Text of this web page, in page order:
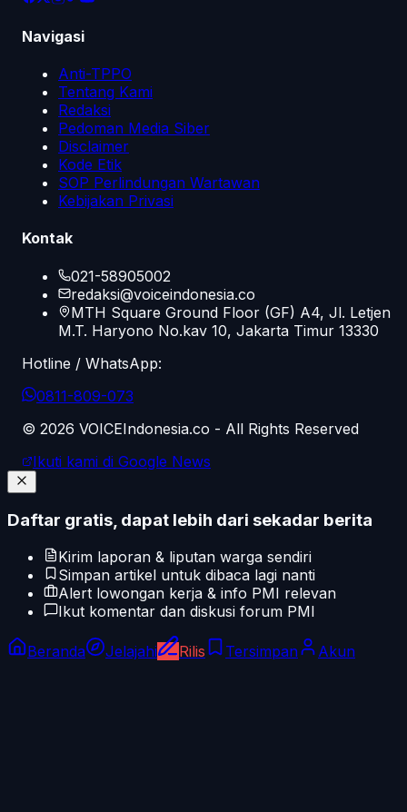
Navigasi
Anti-TPPO
Tentang Kami
Redaksi
Pedoman Media Siber
Disclaimer
Kode Etik
SOP Perlindungan Wartawan
Kebijakan Privasi
Kontak
021-58905002
redaksi@voiceindonesia.co
MTH Square Ground Floor (GF) A4, Jl. Letjen
M.T. Haryono No.kav 10, Jakarta Timur 13330
Hotline / WhatsApp:
0811-809-073
© 2026 VOICEIndonesia.co - All Rights Reserved
Ikuti kami di Google News
Daftar gratis, dapat lebih dari sekadar berita
Kirim laporan & liputan warga sendiri
Simpan artikel untuk dibaca lagi nanti
Alert lowongan kerja & info PMI relevan
Ikut komentar dan diskusi forum PMI
Beranda Jelajahi Rilis Tersimpan Akun